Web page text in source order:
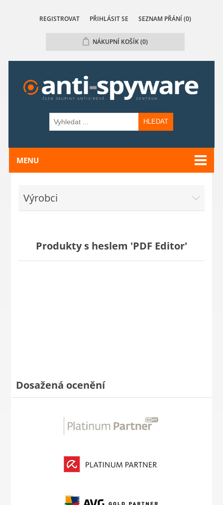
REGISTROVAT PŘIHLÁSIT SE SEZNAM PŘÁNÍ (0)
NÁKUPNÍ KOŠÍK(0)
HLEDAT
MENU
Výrobci
Produkty s heslem 'PDF Editor'
Dosažená ocenění